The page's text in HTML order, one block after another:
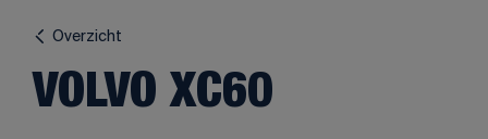
Overzicht
VOLVO XC60